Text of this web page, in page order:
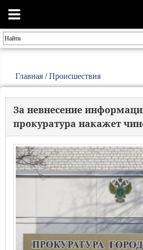
Главная /Происшествия
За невнесение
прокуратура накажет